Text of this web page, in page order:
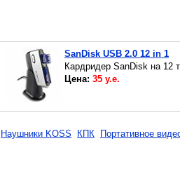
SanDisk USB 2.0 12 in 1
Кардридер SanDisk на 12
Цена: 35 у.е.
Наушники KOSS КПК Портативное